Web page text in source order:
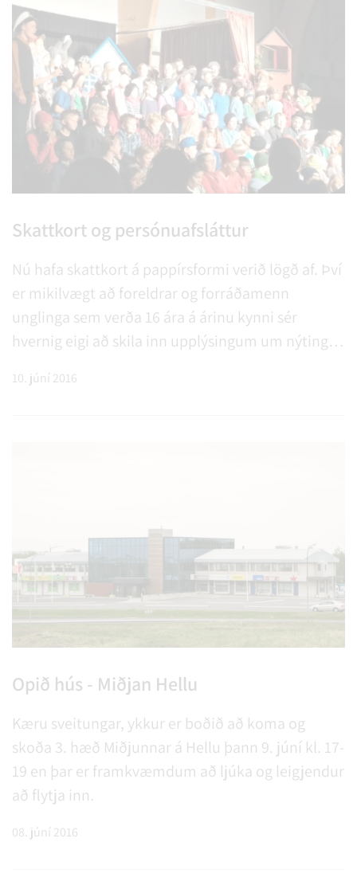
Skattkort og persónuafsláttur
Nú hafa skattkort á pappírsformi verið lögð af. Því
er mikilvægt að foreldrar og forráðamenn
unglinga sem verða 16 ára á árinu kynni sér
hvernig eigi að skila inn upplýsingum um nýtingu
10. júní 2016
Opið hús - Miðjan Hellu
Kæru sveitungar, ykkur er boðið að koma og
skoða 3. hæð Miðjunnar á Hellu þann 9. júní kl. 17-
19 en þar er framkvæmdum að ljúka og leigjendur
að flytja inn.
08. júní 2016